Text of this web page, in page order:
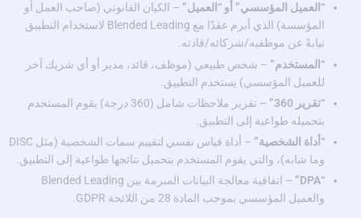
“العميل المؤسسي” أو “العميل” – الكيان القانوني (صاحب العمل أو
المؤسسة) الذي أبرم عقدًا مع Blended Leading لاستخدام التطبيق
نيابةً عن موظفيه/شركائه/قادته.
“المستخدم” – شخص طبيعي (موظف، قائد، مدير أو أي شريك آخر
للعميل المؤسسي) يستخدم التطبيق.
“تقرير 360”
– تقرير ملاحظات شامل (360 درجة) يقوم المستخدم
بتحميله طواعية إلى التطبيق.
“أداة الشخصية”
– أداة قياس نفسي لتقييم سمات الشخصية (مثل DISC
وما شابه)، والتي يقوم المستخدم بتحميل نتائجها طواعية إلى التطبيق.
“DPA”
– اتفاقية معالجة البيانات المبرمة بين Blended Leading
والعميل المؤسسي بموجب المادة 28 من اللائحة GDPR.